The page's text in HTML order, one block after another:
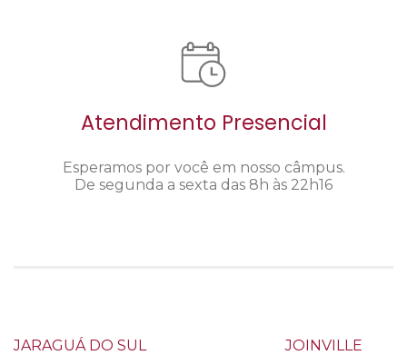
Atendimento Presencial
Esperamos por você em nosso câmpus.
De segunda a sexta das 8h às 22h16
JARAGUÁ DO SUL JOINVILLE